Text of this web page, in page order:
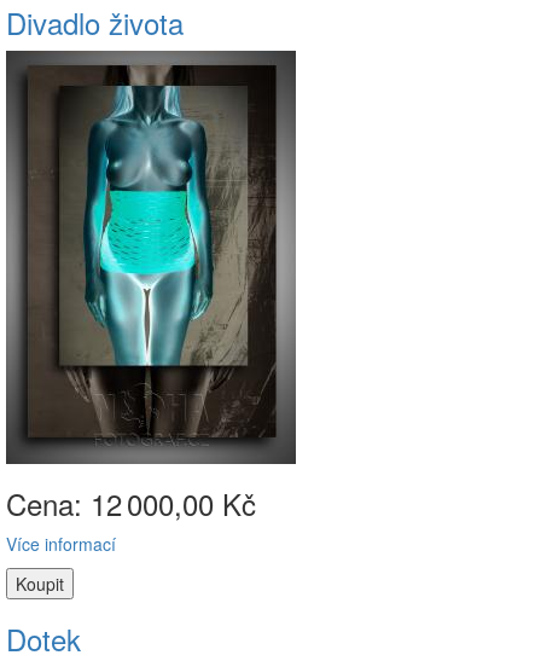
Divadlo života
Cena: 12000,00 Kč
Více informací
Dotek